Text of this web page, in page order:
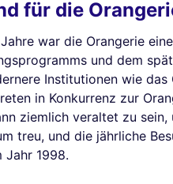
für die
war die Orangerie
und dem
Institutionen wie
in Konkurrenz zur
ziemlich veraltet zu
treu, und die jährliche
Jahr 1998.